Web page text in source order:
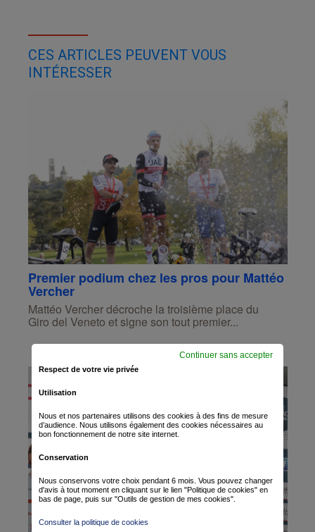
CES ARTICLES PEUVENT VOUS
INTÉRESSER
Premier podium chez les pros pour Mattéo
Vercher
Mattéo Vercher décroche la troisième place du
Giro del Veneto et signe son tout premier...
Respect de votre vie privée
Utilisation
Nous et nos partenaires utilisons des cookies à des fins de mesure
d’audience. Nous utilisons également des cookies nécessaires au
bon fonctionnement de notre site internet.
Conservation
Nous conservons votre choix pendant 6 mois. Vous pouvez changer
d'avis à tout moment en cliquant sur le lien "Politique de cookies" en
bas de page, puis sur "Outils de gestion de mes cookies".
Consulter la politique de cookies
Continuer sans accepter